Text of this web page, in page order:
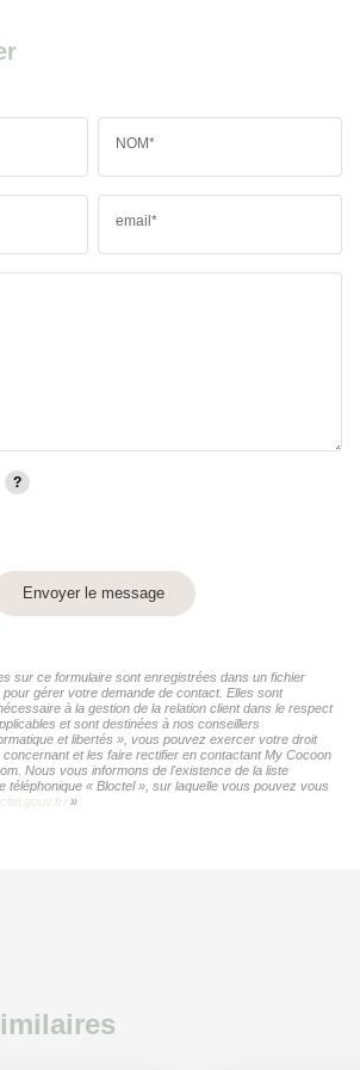
NOM*
email*
Envoyer le message
sur ce formulaire sont enregistrées dans un fichier
gérer votre demande de contact. Elles sont
à la gestion de la relation client dans le respect
et sont destinées à nos conseillers
et libertés », vous pouvez exercer votre droit
et les faire rectifier en contactant My Cocoon
Nous vous informons de l'existence de la liste
téléphonique « Bloctel », sur laquelle vous pouvez vous
»